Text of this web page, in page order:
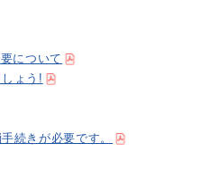
について
ょう!
続きが必要です。